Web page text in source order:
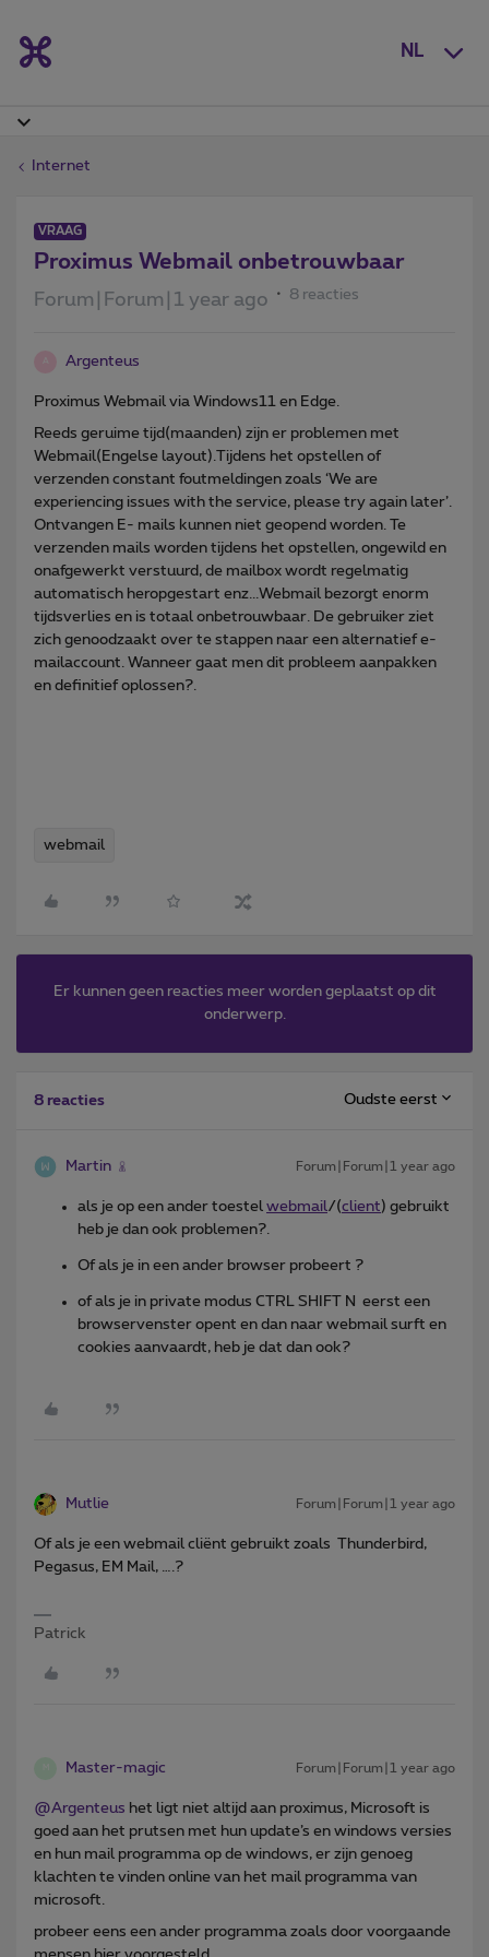
NL
Internet
VRAAG
Proximus Webmail onbetrouwbaar
Forum|Forum|1 year ago 8 reacties
A Argenteus
Proximus Webmail via Windows11 en Edge.
Reeds geruime tijd(maanden) zijn er problemen met
Webmail(Engelse layout).Tijdens het opstellen of
verzenden constant foutmeldingen zoals ‘We are
experiencing issues with the service, please try again later’.
Ontvangen E- mails kunnen niet geopend worden. Te
verzenden mails worden tijdens het opstellen, ongewild en
onafgewerkt verstuurd, de mailbox wordt regelmatig
automatisch heropgestart enz...Webmail bezorgt enorm
tijdsverlies en is totaal onbetrouwbaar. De gebruiker ziet
zich genoodzaakt over te stappen naar een alternatief e-
mailaccount. Wanneer gaat men dit probleem aanpakken
en definitief oplossen?.
webmail
Er kunnen geen reacties meer worden geplaatst op dit
onderwerp.
8 reacties Oudste eerst
Martin Forum|Forum|1 year ago
als je op een ander toestel webmail/(client) gebruikt
heb je dan ook problemen?.
Of als je in een ander browser probeert ?
of als je in private modus CTRL SHIFT N eerst een
browservenster opent en dan naar webmail surft en
cookies aanvaardt, heb je dat dan ook?
Mutlie Forum|Forum|1 year ago
Of als je een webmail cliënt gebruikt zoals Thunderbird,
Pegasus, EM Mail, ….?
Patrick
Master-magic Forum|Forum|1 year ago
@Argenteus het ligt niet altijd aan proximus, Microsoft is
goed aan het prutsen met hun update’s en windows versies
en hun mail programma op de windows, er zijn genoeg
klachten te vinden online van het mail programma van
microsoft.
probeer eens een ander programma zoals door voorgaande